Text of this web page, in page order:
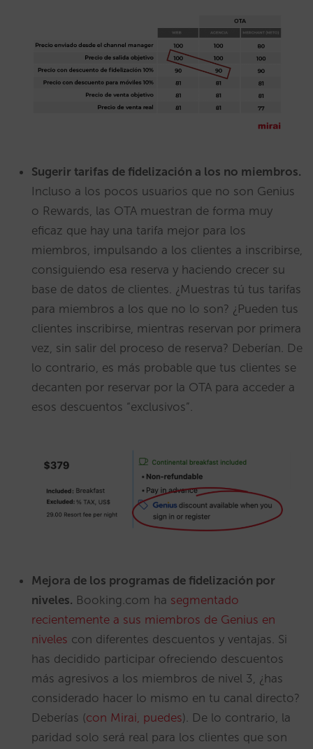
Sugerir tarifas de fidelización a los no miembros.
Incluso a los pocos usuarios que no son Genius
o Rewards, las OTA muestran de forma muy
eficaz que hay una tarifa mejor para los
miembros, impulsando a los clientes a inscribirse,
consiguiendo esa reserva y haciendo crecer su
base de datos de clientes. ¿Muestras tú tus tarifas
para miembros a los que no lo son? ¿Pueden tus
clientes inscribirse, mientras reservan por primera
vez, sin salir del proceso de reserva? Deberían. De
lo contrario, es más probable que tus clientes se
decanten por reservar por la OTA para acceder a
esos descuentos “exclusivos”.
Mejora de los programas de fidelización por
niveles. Booking.com ha segmentado
recientemente a sus miembros de Genius en
niveles con diferentes descuentos y ventajas. Si
has decidido participar ofreciendo descuentos
más agresivos a los miembros de nivel 3, ¿has
considerado hacer lo mismo en tu canal directo?
Deberías (con Mirai, puedes). De lo contrario, la
paridad solo será real para los clientes que son